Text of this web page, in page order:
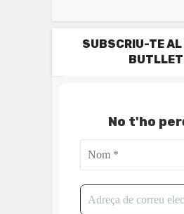
SUBSCRIU-TE AL
No t'ho